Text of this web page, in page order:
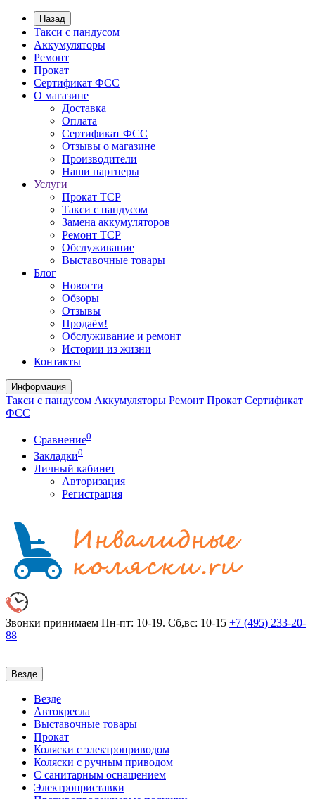
Назад
Такси с пандусом
Аккумуляторы
Ремонт
Прокат
Сертификат ФСС
О магазине
Доставка
Оплата
Сертификат ФСС
Отзывы о магазине
Производители
Наши партнеры
Услуги
Прокат ТСР
Такси с пандусом
Замена аккумуляторов
Ремонт ТСР
Обслуживание
Выставочные товары
Блог
Новости
Обзоры
Отзывы
Продаём!
Обслуживание и ремонт
Истории из жизни
Контакты
Информация
Такси с пандусом Аккумуляторы Ремонт Прокат Сертификат
ФСС
Сравнение0
Закладки0
Личный кабинет
Авторизация
Регистрация
Звонки принимаем Пн-пт: 10-19. Сб,вс: 10-15 +7 (495) 233-20-
88
Везде
Везде
Автокресла
Выставочные товары
Прокат
Коляски с электроприводом
Коляски с ручным приводом
С санитарным оснащением
Электроприставки